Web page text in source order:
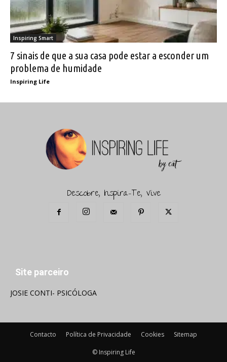
Inspiring Smart
7 sinais de que a sua casa pode estar a esconder um
problema de humidade
Inspiring Life
Descobre, Inspira-Te, Vive
Site parceiro
JOSIE CONTI- PSICÓLOGA
Contacto Política de Privacidade Cookies Sitemap
© Inspiring Life